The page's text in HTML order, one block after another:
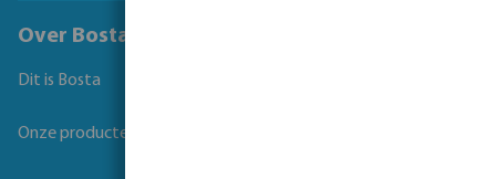
Over Bosta
Dit is Bosta
Onze producten